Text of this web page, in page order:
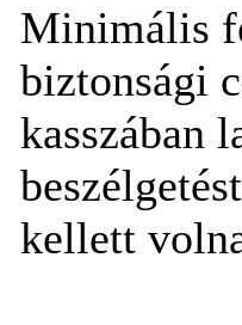
Minimális
biztonsági
kasszában
kellett